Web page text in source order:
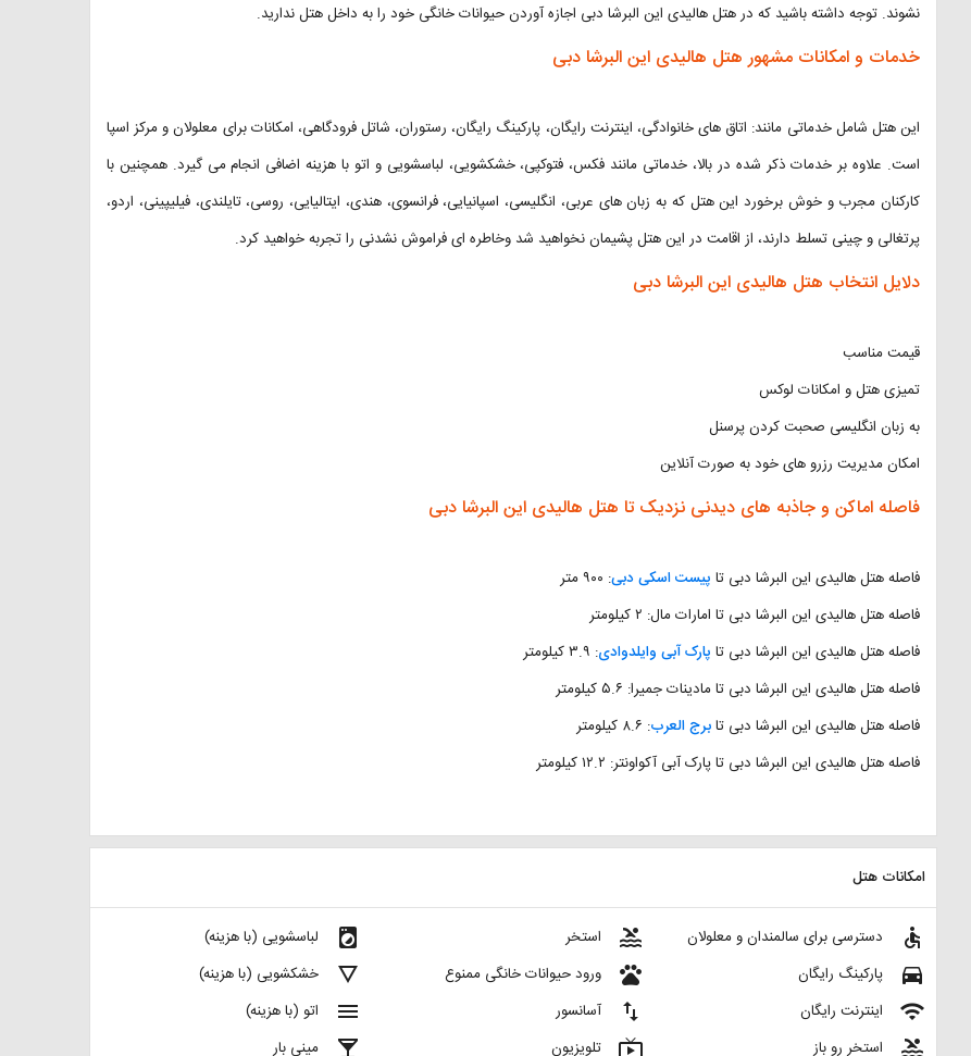
نشوند. توجه داشته باشید که در هتل هالیدی این البرشا دبی اجازه آوردن حیوانات خانگی خود را به داخل هتل ندارید.
خدمات و امکانات مشهور هتل هالیدی این البرشا دبی
این هتل شامل خدماتی مانند: اتاق های خانوادگی، اینترنت رایگان، پارکینگ رایگان، رستوران، شاتل فرودگاهی، امکانات برای معلولان و مرکز اسپا
است. علاوه بر خدمات ذکر شده در بالا، خدماتی مانند فکس، فتوکپی، خشکشویی، لباسشویی و اتو با هزینه اضافی انجام می گیرد. همچنین با
کارکنان مجرب و خوش برخورد این هتل که به زبان های عربی، انگلیسی، اسپانیایی، فرانسوی، هندی، ایتالیایی، روسی، تایلندی، فیلیپینی، اردو،
پرتغالی و چینی تسلط دارند، از اقامت در این هتل پشیمان نخواهید شد وخاطره ای فراموش نشدنی را تجربه خواهید کرد.
دلایل انتخاب هتل هالیدی این البرشا دبی
قیمت مناسب
تمیزی هتل و امکانات لوکس
به زبان انگلیسی صحبت کردن پرسنل
امکان مدیریت رزرو های خود به صورت آنلاین
فاصله اماکن و جاذبه های دیدنی نزدیک تا هتل هالیدی این البرشا دبی
فاصله هتل هالیدی این البرشا دبی تا پیست اسکی دبی: ۹۰۰ متر
فاصله هتل هالیدی این البرشا دبی تا امارات مال: ۲ کیلومتر
فاصله هتل هالیدی این البرشا دبی تا پارک آبی وایلدوادی: ۳.۹ کیلومتر
فاصله هتل هالیدی این البرشا دبی تا مادینات جمیرا: ۵.۶ کیلومتر
فاصله هتل هالیدی این البرشا دبی تابرج العرب: ۸.۶ کیلومتر
فاصله هتل هالیدی این البرشا دبی تا پارک آبی آکواونتر: ۱۲.۲ کیلومتر
امکانات هتل
local_laundry_service لباسشویی (با هزینه)
details خشکشویی (با هزینه)
menu اتو (با هزینه)
local_bar مینی بار
pool استخر
pets ورود حیوانات خانگی ممنوع
import_export آسانسور
live_tv تلویزیون
accessible دسترسی برای سالمندان و معلولان
directions_car پارکینگ رایگان
wifi اینترنت رایگان
pool استخر رو باز